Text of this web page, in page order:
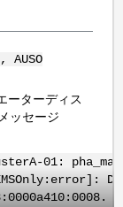
AUSO
ーターディス
ッセージ
01: